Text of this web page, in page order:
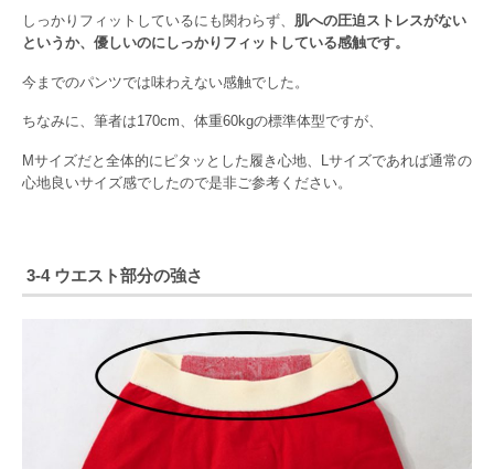
しっかりフィットしているにも関わらず、 肌への圧迫ストレスがない
というか、優しいのにしっかりフィットしている感触です。
今までのパンツでは味わえない感触でした。
ちなみに、筆者は170cm、体重60kgの標準体型ですが、
Mサイズだと全体的にピタッとした履き心地、Lサイズであれば通常の
心地良いサイズ感でしたので是非ご参考ください。
3-4 ウエスト部分の強さ